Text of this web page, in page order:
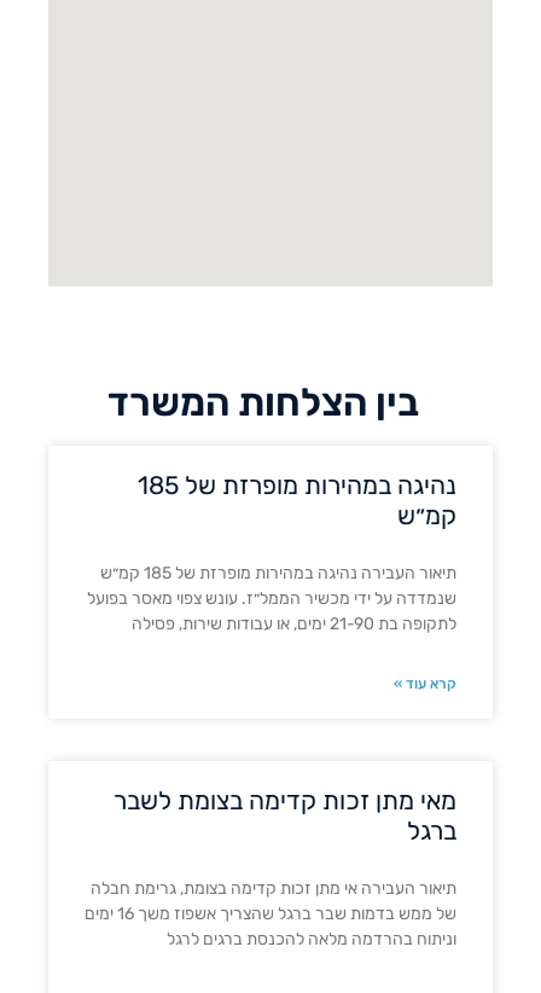
בין הצלחות המשרד
נהיגה במהירות מופרזת של 185
קמ״ש
תיאור העבירה נהיגה במהירות מופרזת של 185 קמ״ש
שנמדדה על ידי מכשיר הממל״ז. עונש צפוי מאסר בפועל
לתקופה בת 21-90 ימים, או עבודות שירות, פסילה
קרא עוד »
מאי מתן זכות קדימה בצומת לשבר
ברגל
תיאור העבירה אי מתן זכות קדימה בצומת, גרימת חבלה
של ממש בדמות שבר ברגל שהצריך אשפוז משך 16 ימים
וניתוח בהרדמה מלאה להכנסת ברגים לרגל